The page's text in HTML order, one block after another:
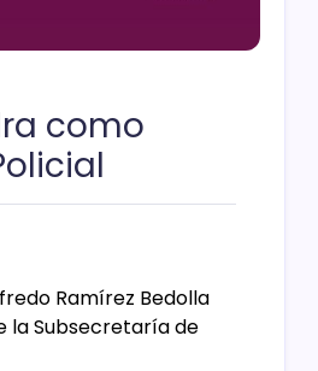
como
Ramírez Bedolla
la Subsecretaría de